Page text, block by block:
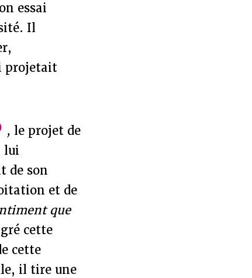
essai
Il
projetait
, le projet de
lui
de son
et de
que
cette
cette
il tire une